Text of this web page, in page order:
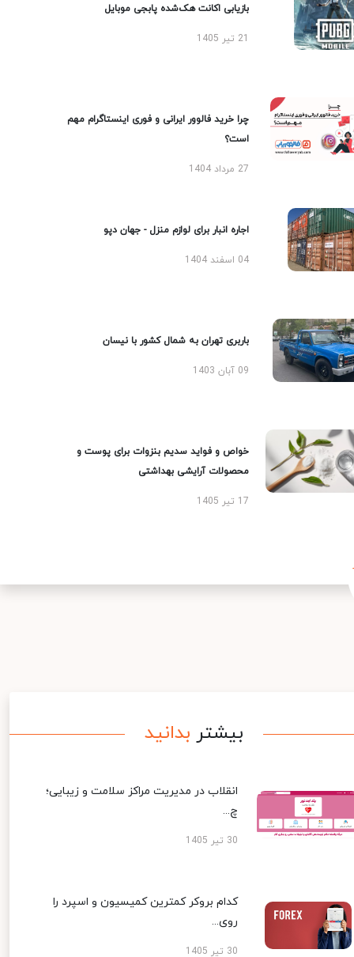
بازیابی اکانت هک‌شده پابجی موبایل
چرا خرید فالوور ایرانی و فوری اینستاگرام مهم
است؟
27 مرداد 1404
اجاره انبار برای لوازم منزل - جهان دپو
04 اسفند 1404
باربری تهران به شمال کشور با نیسان
09 آبان 1403
خواص و فواید سدیم بنزوات برای پوست و
محصولات آرایشی بهداشتی
17 تیر 1405
بیشتر بدانید
انقلاب در مدیریت مراکز سلامت و زیبایی؛
چ...
30 تیر 1405
کدام بروکر کمترین کمیسیون و اسپرد را
روی...
30 تیر 1405